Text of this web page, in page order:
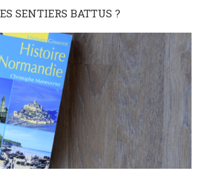
SENTIERS BATTUS ?